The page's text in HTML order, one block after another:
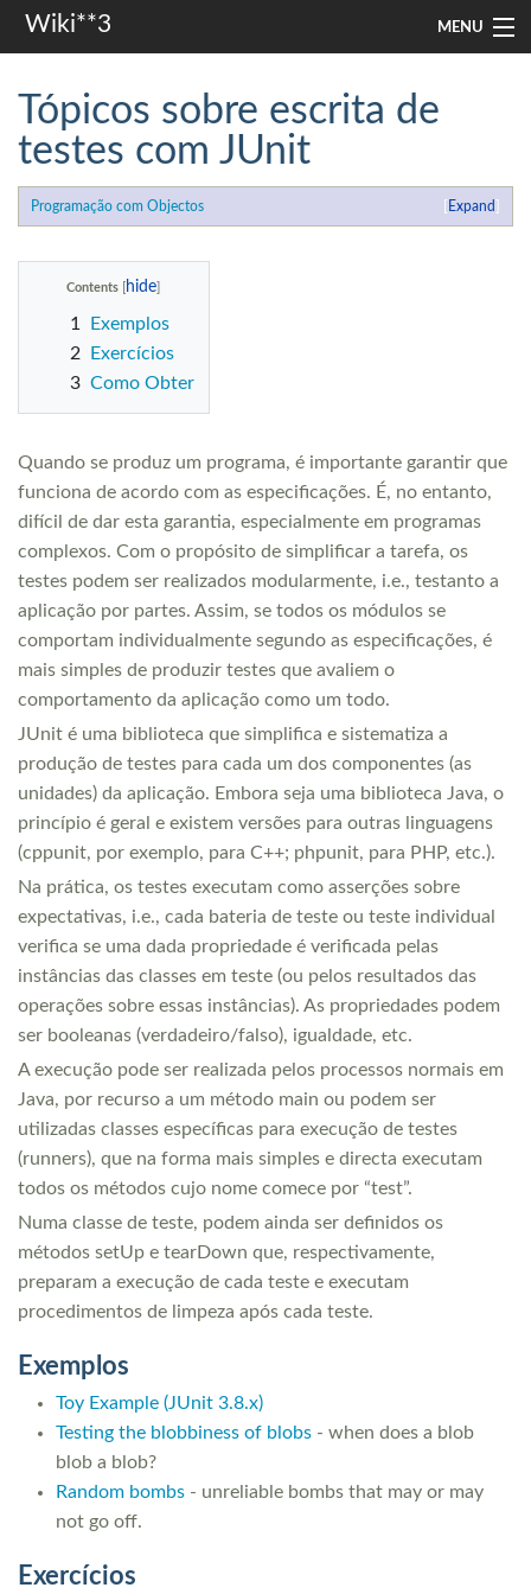
Wiki**3 MENU
aulas
investigação
Tópicos sobre escrita de
testes com JUnit
Expand
Programação com Objectos
Contents
1
Exemplos
2
Exercícios
3 Como Obter
Quando se produz um programa, é importante garantir que
funciona de acordo com as especificações. É, no entanto,
difícil de dar esta garantia, especialmente em programas
complexos. Com o propósito de simplificar a tarefa, os
testes podem ser realizados modularmente, i.e., testanto a
aplicação por partes. Assim, se todos os módulos se
comportam individualmente segundo as especificações, é
mais simples de produzir testes que avaliem o
comportamento da aplicação como um todo.
JUnit é uma biblioteca que simplifica e sistematiza a
produção de testes para cada um dos componentes (as
unidades) da aplicação. Embora seja uma biblioteca Java, o
princípio é geral e existem versões para outras linguagens
(cppunit, por exemplo, para C++; phpunit, para PHP, etc.).
Na prática, os testes executam como asserções sobre
expectativas, i.e., cada bateria de teste ou teste individual
verifica se uma dada propriedade é verificada pelas
instâncias das classes em teste (ou pelos resultados das
operações sobre essas instâncias). As propriedades podem
ser booleanas (verdadeiro/falso), igualdade, etc.
A execução pode ser realizada pelos processos normais em
Java, por recurso a um método main ou podem ser
utilizadas classes específicas para execução de testes
(runners), que na forma mais simples e directa executam
todos os métodos cujo nome comece por “test”.
Numa classe de teste, podem ainda ser definidos os
métodos setUp e tearDown que, respectivamente,
preparam a execução de cada teste e executam
procedimentos de limpeza após cada teste.
Exemplos
Toy Example (JUnit 3.8.x)
Testing the blobbiness of blobs - when does a blob
blob a blob?
Random bombs - unreliable bombs that may or may
not go off.
Exercícios